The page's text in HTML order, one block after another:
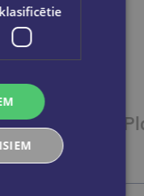
Pildspalvu turētājs, Bloom